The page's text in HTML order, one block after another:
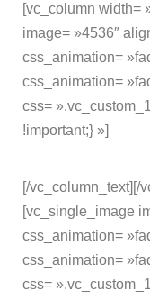
[vc_column width=
image= »4536″
css_animation=
css_animation=
css=
!important;} »]
[/vc_column_text][/
[vc_single_image
css_animation=
css_animation=
css=